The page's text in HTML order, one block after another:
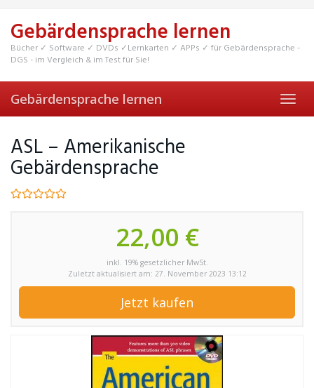
main
content
Gebärdensprache lernen
Bücher ✓ Software ✓ DVDs ✓Lernkarten ✓ APPs ✓ für Gebärdensprache -
DGS - im Vergleich & im Test für Sie!
Gebärdensprache lernen
ASL – Amerikanische
Gebärdensprache
22,00 €
inkl. 19% gesetzlicher MwSt.
Zuletzt aktualisiert am: 27. November 2023 13:12
Jetzt kaufen